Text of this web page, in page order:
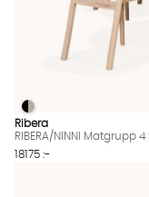
RIBERA/NINNI
RIBERA/NINNI Matgrupp 4
Ribera
RIBERA/NINNI Matgrupp
18175 :-